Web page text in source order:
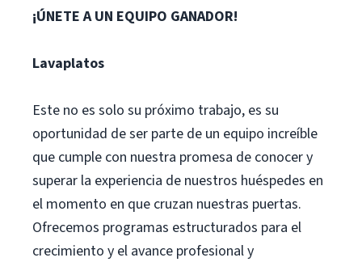
¡ÚNETE A UN EQUIPO GANADOR!
Lavaplatos
Este no es solo su próximo trabajo, es su
oportunidad de ser parte de un equipo increíble
que cumple con nuestra promesa de conocer y
superar la experiencia de nuestros huéspedes en
el momento en que cruzan nuestras puertas.
Ofrecemos programas estructurados para el
crecimiento y el avance profesional y